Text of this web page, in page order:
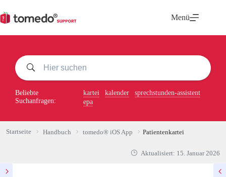
Inhalt
springen
Menü
Beliebte
Suchanfragen:
kartei kalender
sprechstunden-assistent
epa
Startseite Handbuch tomedo® iOS App Patientenkartei
Aktualisiert: 15. Januar 2026